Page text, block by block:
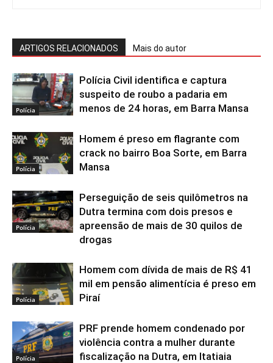
ARTIGOS RELACIONADOS Mais do autor
Polícia
Polícia Civil identifica e captura
suspeito de roubo a padaria em
menos de 24 horas, em Barra Mansa
Polícia
Homem é preso em flagrante com
crack no bairro Boa Sorte, em Barra
Mansa
Polícia
Perseguição de seis quilômetros na
Dutra termina com dois presos e
apreensão de mais de 30 quilos de
drogas
Polícia
Homem com dívida de mais de R$ 41
mil em pensão alimentícia é preso em
Piraí
Polícia
PRF prende homem condenado por
violência contra a mulher durante
fiscalização na Dutra, em Itatiaia